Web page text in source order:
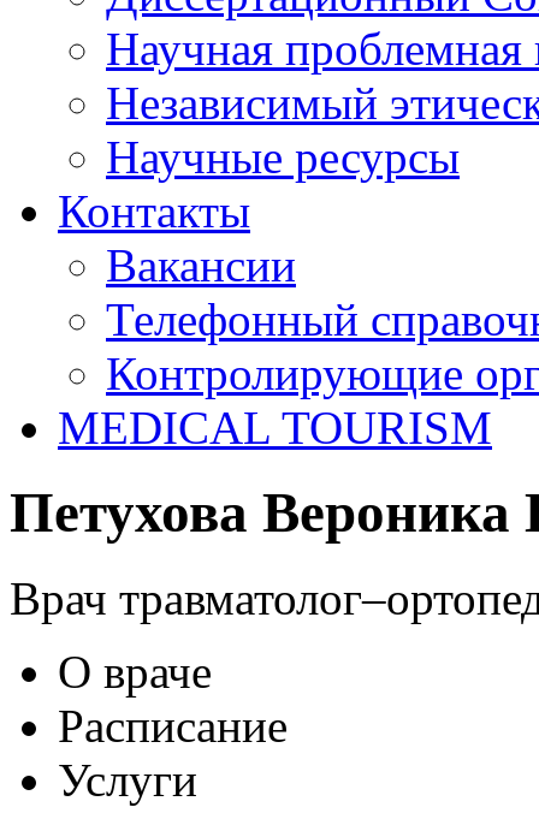
Научная проблемная
Независимый
Научные ресурсы
Контакты
Вакансии
Телефонный
Контролирующие
MEDICAL TOURISM
Петухова Вероника
Врач
О враче
Расписание
Услуги